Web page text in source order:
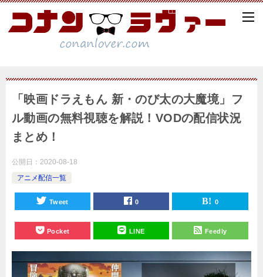
「映画ドラえもん 新・のび太の大魔境」フ
ル動画の無料視聴を解説！VODの配信状況
まとめ！
公開日： 2020-08-18
アニメ配信一覧
Tweet 0 0
Pocket LINE Feedly